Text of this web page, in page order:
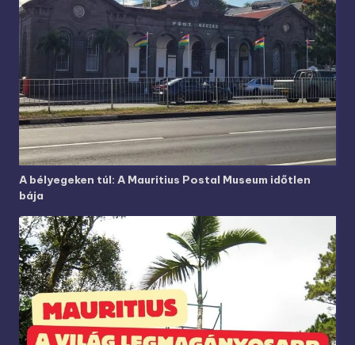
A bélyegeken túl: A Mauritius Postal Museum időtlen
bája